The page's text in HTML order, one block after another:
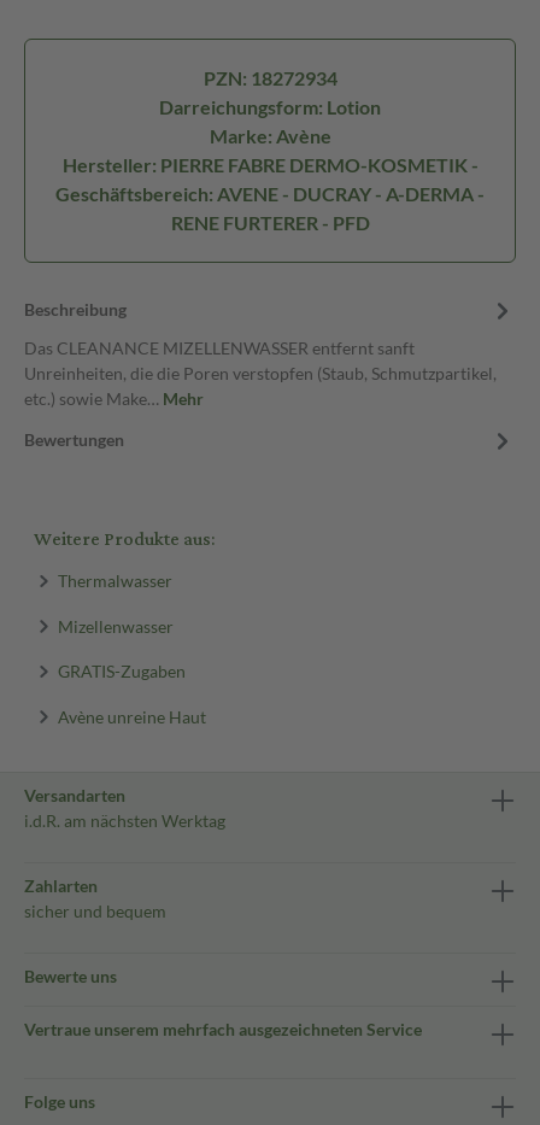
PZN: 18272934
Darreichungsform: Lotion
Marke: Avène
Hersteller: PIERRE FABRE DERMO-KOSMETIK -
Geschäftsbereich: AVENE - DUCRAY - A-DERMA -
RENE FURTERER - PFD
Beschreibung
Das CLEANANCE MIZELLENWASSER entfernt sanft
Unreinheiten, die die Poren verstopfen (Staub, Schmutzpartikel,
etc.) sowie Make… Mehr
Bewertungen
Weitere Produkte aus:
Thermalwasser
Mizellenwasser
GRATIS-Zugaben
Avène unreine Haut
Versandarten
i.d.R. am nächsten Werktag
Zahlarten
sicher und bequem
Bewerte uns
Vertraue unserem mehrfach ausgezeichneten Service
Folge uns